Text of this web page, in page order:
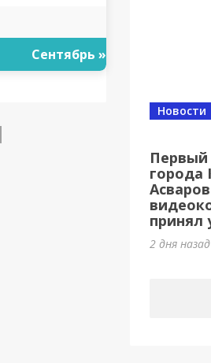
Сентябрь »
Первый
города
принял
Новости
2 дня